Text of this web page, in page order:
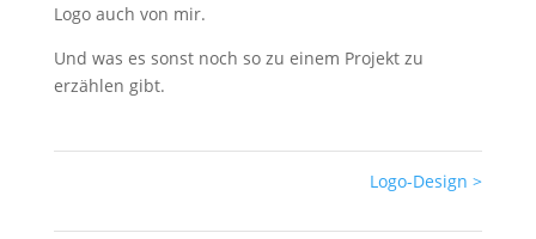
Logo auch von mir.
Und was es sonst noch so zu einem Projekt zu
erzählen gibt.
Logo-Design>